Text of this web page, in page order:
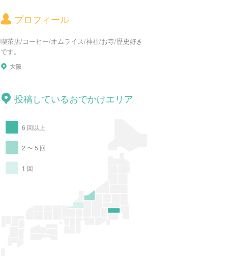
プロフィール
喫茶店/コーヒー/オムライス/神社/お寺/歴史好き
です。
大阪
投稿しているおでかけエリア
6 回以上
2 〜 5 回
1 回